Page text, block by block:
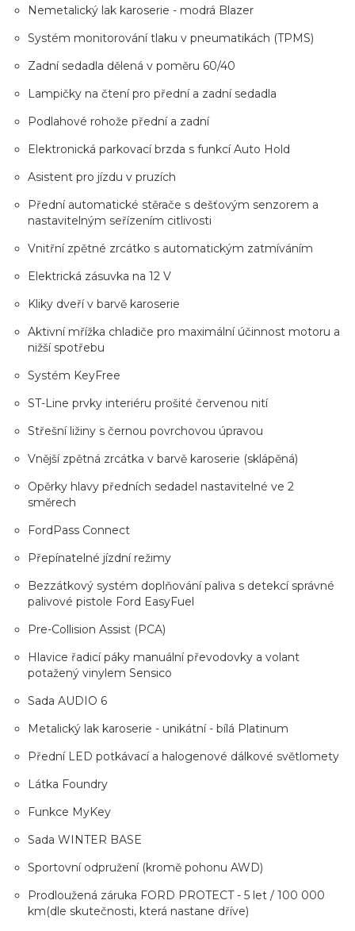
Nemetalický lak karoserie - modrá Blazer
Systém monitorování tlaku v pneumatikách (TPMS)
Zadní sedadla dělená v poměru 60/40
Lampičky na čtení pro přední a zadní sedadla
Podlahové rohože přední a zadní
Elektronická parkovací brzda s funkcí Auto Hold
Asistent pro jízdu v pruzích
Přední automatické stěrače s dešťovým senzorem a
nastavitelným seřízením citlivosti
Vnitřní zpětné zrcátko s automatickým zatmíváním
Elektrická zásuvka na 12 V
Kliky dveří v barvě karoserie
Aktivní mřížka chladiče pro maximální účinnost motoru a
nižší spotřebu
Systém KeyFree
ST-Line prvky interiéru prošité červenou nití
Střešní ližiny s černou povrchovou úpravou
Vnější zpětná zrcátka v barvě karoserie (sklápěná)
Opěrky hlavy předních sedadel nastavitelné ve 2
směrech
FordPass Connect
Přepínatelné jízdní režimy
Bezzátkový systém doplňování paliva s detekcí správné
palivové pistole Ford EasyFuel
Pre-Collision Assist (PCA)
Hlavice řadicí páky manuální převodovky a volant
potažený vinylem Sensico
Sada AUDIO 6
Metalický lak karoserie - unikátní - bílá Platinum
Přední LED potkávací a halogenové dálkové světlomety
Látka Foundry
Funkce MyKey
Sada WINTER BASE
Sportovní odpružení (kromě pohonu AWD)
Prodloužená záruka FORD PROTECT - 5 let / 100 000
km(dle skutečnosti, která nastane dříve)